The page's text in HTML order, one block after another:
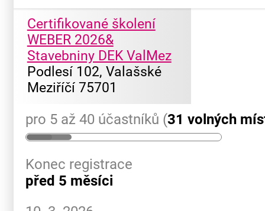
Certifikované školení
WEBER 2026&
Stavebniny DEK ValMez
Podlesí 102, Valašské
Meziříčí 75701
pro 5 až 40 účastníků (31 volných
Konec registrace
před 5 měsíci